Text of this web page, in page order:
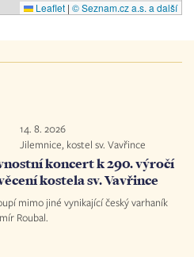
Leaflet | © Seznam.cz a.s. a další
14. 8. 2026
Jilemnice, kostel sv. Vavřince
koncert k 290. výročí
kostela sv. Vavřince
mimo jiné vynikající český varhaník
Roubal.